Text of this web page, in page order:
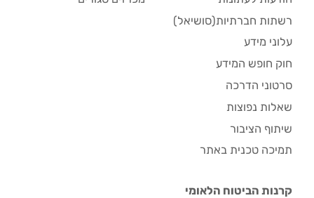
רשתות חברתיות(סושיאל)
עלוני מידע
חוק חופש המידע
סרטוני הדרכה
שאלות נפוצות
שיתוף הציבור
תמיכה טכנית באתר
קרנות הביטוח הלאומי